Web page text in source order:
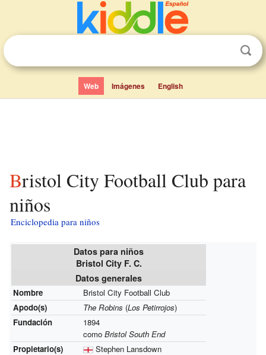
Web Imágenes English
Bristol City Football Club para
niños
Enciclopedia para niños
Datos para niños
Bristol City F. C.
Datos generales
Nombre
Bristol City Football Club
Apodo(s)
The Robins(Los Petirrojos)
Fundación
1894
como Bristol South End
Propietario(s)
Stephen Lansdown